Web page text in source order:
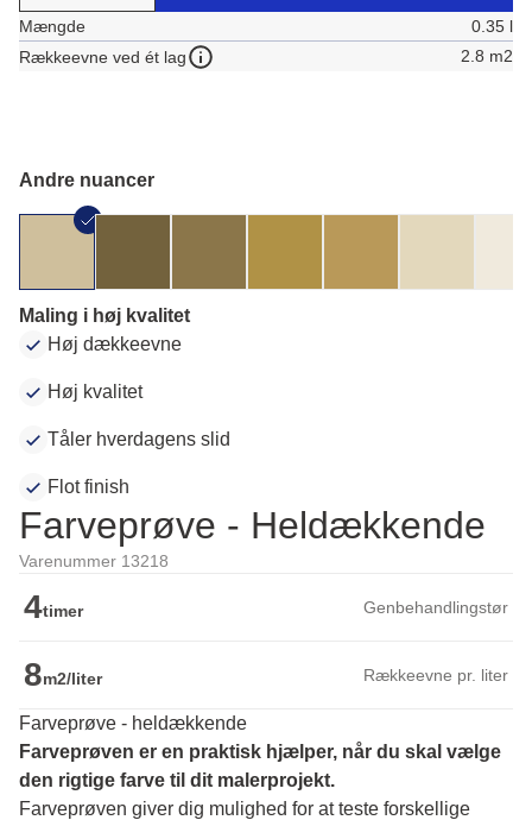
Mængde
0.35 l
Rækkeevne ved ét lag
2.8 m2
Andre nuancer
Maling i høj kvalitet
Høj dækkeevne
Høj kvalitet
Tåler hverdagens slid
Flot finish
Farveprøve - Heldækkende
Varenummer 13218
4timer Genbehandlingstør
8m2/liter Rækkeevne pr. liter
Farveprøve - heldækkende
Farveprøven er en praktisk hjælper, når du skal vælge
den rigtige farve til dit malerprojekt.
Farveprøven giver dig mulighed for at teste forskellige